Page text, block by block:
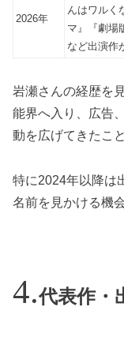
2026年
んはワルく
マ』『劇場
など出演作
岩瀬さんの経歴を
能界へ入り、広告
動を広げてきたこ
特に2024年以降は
名前を見かける機
代表作・